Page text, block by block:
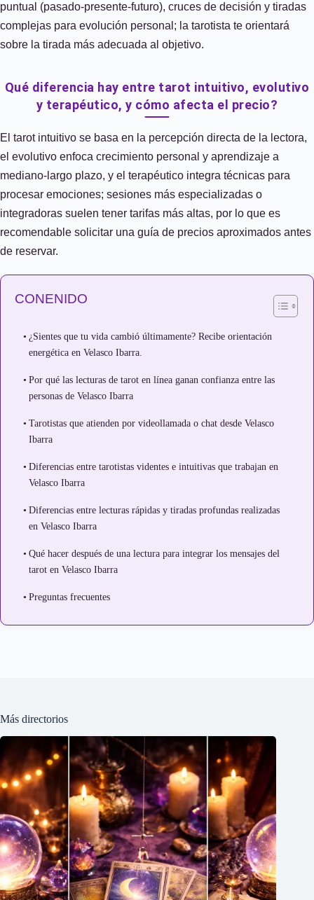
puntual (pasado-presente-futuro), cruces de decisión y tiradas
complejas para evolución personal; la tarotista te orientará
sobre la tirada más adecuada al objetivo.
Qué diferencia hay entre tarot intuitivo, evolutivo
y terapéutico, y cómo afecta el precio?
El tarot intuitivo se basa en la percepción directa de la lectora,
el evolutivo enfoca crecimiento personal y aprendizaje a
mediano-largo plazo, y el terapéutico integra técnicas para
procesar emociones; sesiones más especializadas o
integradoras suelen tener tarifas más altas, por lo que es
recomendable solicitar una guía de precios aproximados antes
de reservar.
CONENIDO
¿Sientes que tu vida cambió últimamente? Recibe orientación
energética en Velasco Ibarra.
Por qué las lecturas de tarot en línea ganan confianza entre las
personas de Velasco Ibarra
Tarotistas que atienden por videollamada o chat desde Velasco
Ibarra
Diferencias entre tarotistas videntes e intuitivas que trabajan en
Velasco Ibarra
Diferencias entre lecturas rápidas y tiradas profundas realizadas
en Velasco Ibarra
Qué hacer después de una lectura para integrar los mensajes del
tarot en Velasco Ibarra
Preguntas frecuentes
Más directorios